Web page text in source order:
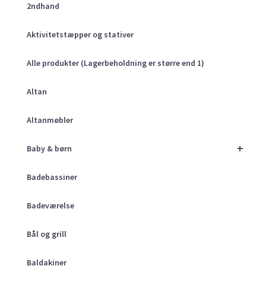
2ndhand
Aktivitetstæpper og stativer
Alle produkter (Lagerbeholdning er større end 1)
Altan
Altanmøbler
+
Baby & børn
Badebassiner
Badeværelse
Bål og grill
Baldakiner